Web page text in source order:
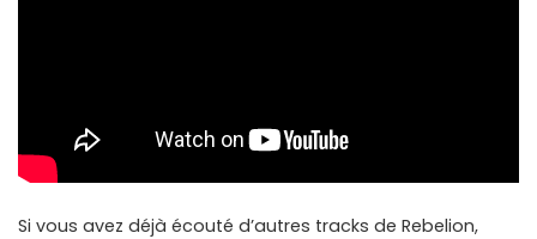
Si vous avez déjà écouté d’autres tracks de Rebelion,